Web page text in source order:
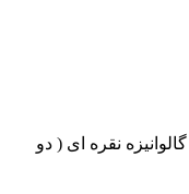
نقره ای ( دو